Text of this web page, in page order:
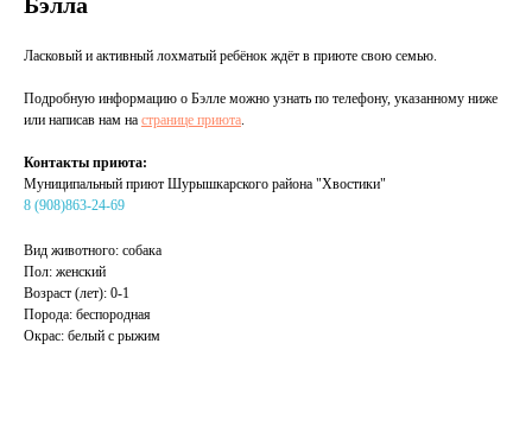
Ласковый и активный лохматый ребёнок ждёт в приюте свою семью.
Подробную информацию о Бэлле можно узнать по телефону, указанному ниже
или написав нам на странице приюта.
Контакты приюта:
Муниципальный приют Шурышкарского района "Хвостики"
8 (908)863-24-69
Вид животного: собака
Пол: женский
Возраст (лет): 0-1
Порода: беспородная
Окрас: белый с рыжим